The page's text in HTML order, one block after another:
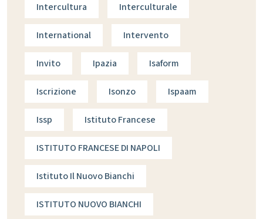
Intercultura Interculturale
International Intervento
Invito Ipazia Isaform
Iscrizione Isonzo Ispaam
Issp Istituto Francese
ISTITUTO FRANCESE DI NAPOLI
Istituto Il Nuovo Bianchi
ISTITUTO NUOVO BIANCHI